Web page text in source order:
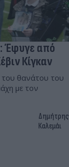
Έφυγε από
Κίγκαν
του θανάτου του
με τον
Δημήτρης
Καλεμάι